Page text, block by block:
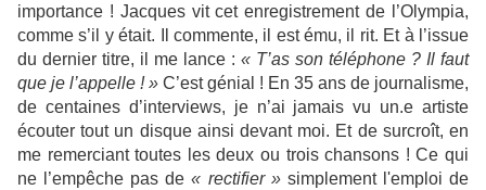
importance ! Jacques vit cet enregistrement de l’Olympia,
comme s’il y était. Il commente, il est ému, il rit. Et à l’issue
du dernier titre, il me lance : « T’as son téléphone ? Il faut
que je l’appelle ! » C’est génial ! En 35 ans de journalisme,
de centaines d’interviews, je n’ai jamais vu un.e artiste
écouter tout un disque ainsi devant moi. Et de surcroît, en
me remerciant toutes les deux ou trois chansons ! Ce qui
ne l’empêche pas de« rectifier »simplement l'emploi de